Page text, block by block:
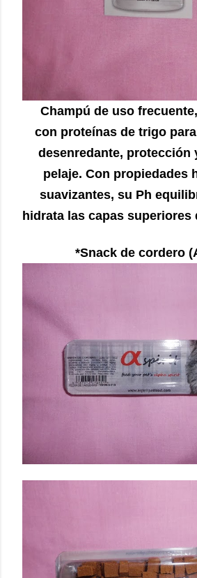
Champú de uso
con proteínas de trigo
desenredante, protección
pelaje. Con propiedades
suavizantes, su Ph
hidrata las capas superiores
*Snack de cordero